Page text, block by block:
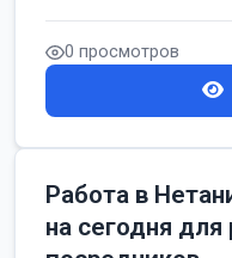
женщин от хозя...
0 просмотров
Работа в
на сегодня